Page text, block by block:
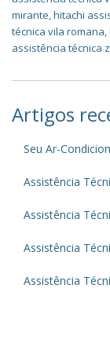
mirante,hitachi
técnica vila romana,
assistência técnica
Artigos
Seu Ar-
Assistência
Assistência
Assistência
Assistência